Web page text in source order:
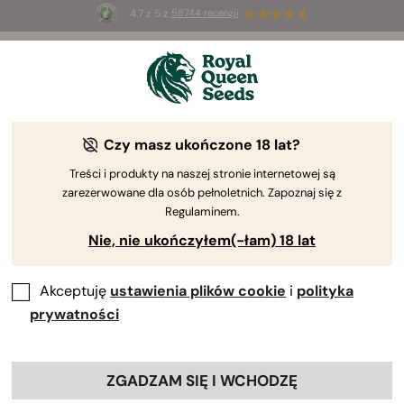
4.7 z 5 z 58744 recenzji
Wszystko, co musisz wiedzieć o oleju
CBD
Nauczymy Cię wszystkiego, co należy wiedzieć o oleju
zdrowotnych.
Spis treści:
Czy masz ukończone 18 lat?
Treści i produkty na naszej stronie internetowej są
zarezerwowane dla osób pełnoletnich. Zapoznaj się z
Regulaminem.
Nie, nie ukończyłem(-łam) 18 lat
Akceptuję ustawienia plików cookie i polityka
prywatności
ZGADZAM SIĘ I WCHODZĘ